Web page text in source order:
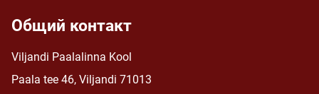
Общий контакт
Viljandi Paalalinna Kool
Paala tee 46, Viljandi 71013